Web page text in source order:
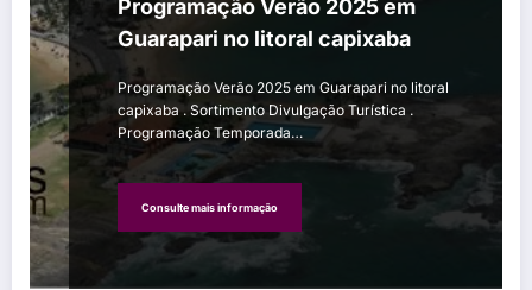
Programação Verão 2025 em
Guarapari no litoral capixaba
Programação Verão 2025 em Guarapari no litoral
capixaba . Sortimento Divulgação Turística .
Programação Temporada…
Consulte mais informação